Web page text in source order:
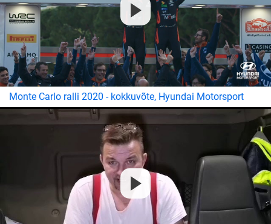
Monte Carlo ralli 2020 - kokkuvõte, Hyundai Motorsport